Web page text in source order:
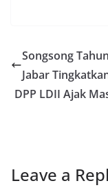
Songsong
Jabar
DPP LDII Ajak
Leave a